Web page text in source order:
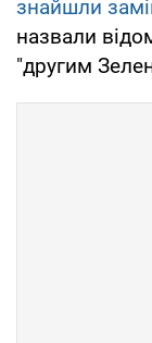
знайшли
назвали
"другим